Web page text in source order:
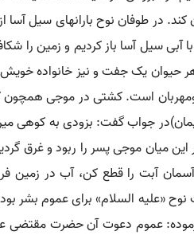
در طوفان نوح بارانهای سیل
آبی سیل آسا باز کردیم و زمین
هر حیوان یک جفت و نیز خانواده
است. کشتی در موجی همچون
جواب گفت: بزودی به کوهی
میان موجی پسر را ربود و غرق
آبت را قطع کن، آب در
نوح «علیه السلام» برای عموم بشر
عموم دعوت آن حضرت مقتضی